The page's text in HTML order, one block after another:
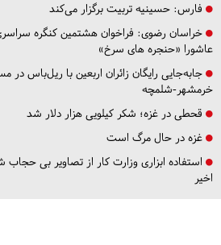
فارس: حسینیه تربیت برگزار می‌کند
خراسان رضوی: فراخوان هشتمین کنگره
عاشورا «حنجره های سرخ»
جابه‌جایی رایگان زائران اربعین با ریل‌باس در
خرمشهر-شلمچه
قحطی در غزه؛ شکر کیلویی هزار دلار شد
غزه در حال مرگ است
استفاده ابزاری وزارت کار از تصاویر بی حجاب
اخیر